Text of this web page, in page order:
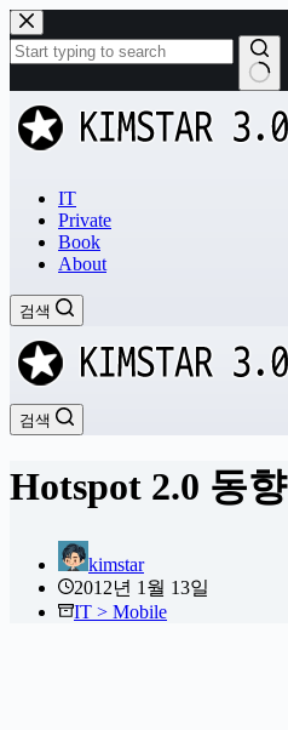
본
문
으
로
건
너
과
없
IT
Private
Book
About
검색
검색
Hotspot 2.0 동향
kimstar
2012년 1월 13일
IT > Mobile